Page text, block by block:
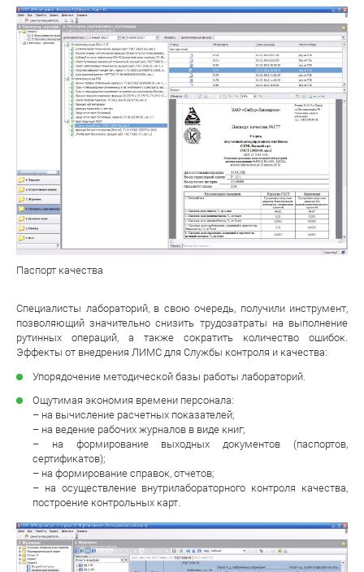
Паспорт качества
Специалисты лабораторий, в свою очередь, получили инструмент,
позволяющий значительно снизить трудозатраты на выполнение
рутинных операций, а также сократить количество ошибок.
Эффекты от внедрения ЛИМС для Службы контроля и качества:
Упорядочение методической базы работы лабораторий.
Ощутимая экономия времени персонала:
– на вычисление расчетных показателей;
– на ведение рабочих журналов в виде книг;
– на формирование выходных документов (паспортов,
сертификатов);
– на формирование справок, отчетов;
– на осуществление внутрилабораторного контроля качества,
построение контрольных карт.